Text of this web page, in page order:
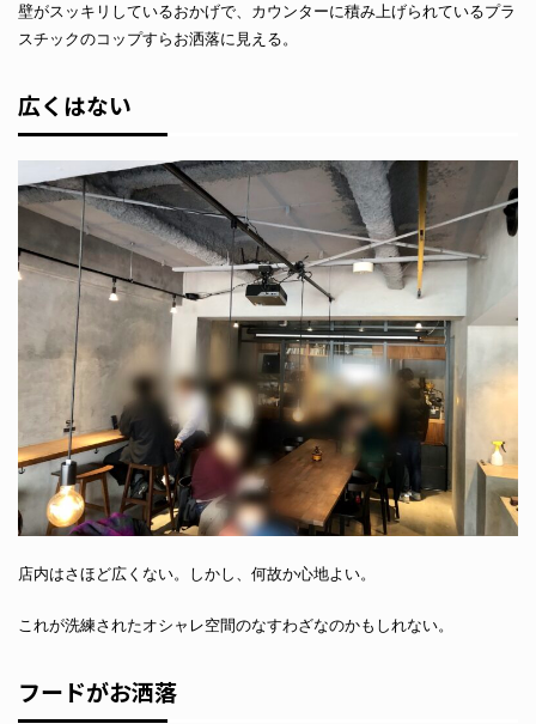
壁がスッキリしているおかげで、カウンターに積み上げられているプラ
スチックのコップすらお洒落に見える。
広くはない
店内はさほど広くない。しかし、何故か心地よい。
これが洗練されたオシャレ空間のなすわざなのかもしれない。
フードがお洒落